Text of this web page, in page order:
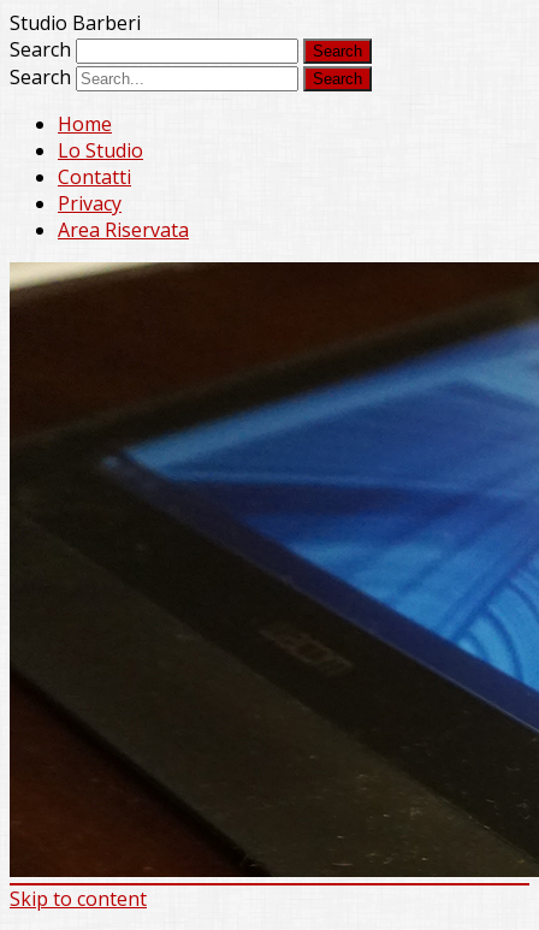
Studio Barberi
Search
Search
Home
Lo Studio
Contatti
Privacy
Area Riservata
Skip to content